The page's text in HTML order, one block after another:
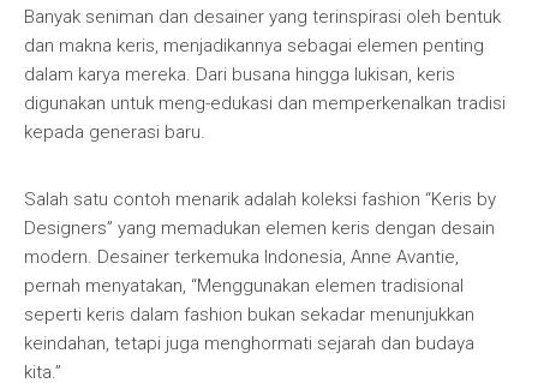
Banyak seniman dan desainer yang terinspirasi oleh bentuk
dan makna keris, menjadikannya sebagai elemen penting
dalam karya mereka. Dari busana hingga lukisan, keris
digunakan untuk meng-edukasi dan memperkenalkan tradisi
kepada generasi baru.
Salah satu contoh menarik adalah koleksi fashion “Keris by
Designers” yang memadukan elemen keris dengan desain
modern. Desainer terkemuka Indonesia, Anne Avantie,
pernah menyatakan, “Menggunakan elemen tradisional
seperti keris dalam fashion bukan sekadar menunjukkan
keindahan, tetapi juga menghormati sejarah dan budaya
kita.”